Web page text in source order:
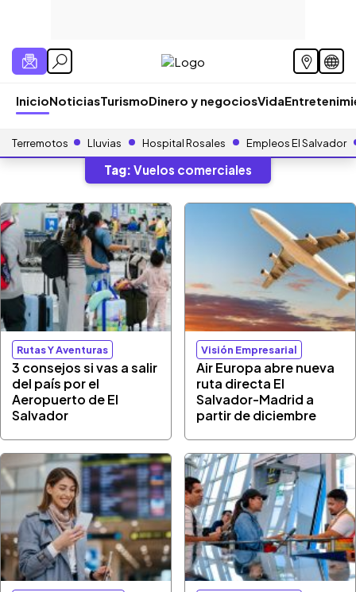
InicioNoticiasTurismoDinero y negociosVida
Terremotos Lluvias Hospital Rosales Empleos El Salvador
Tag: Vuelos comerciales
Rutas Y Aventuras
3 consejos si vas a salir
del país por el
Aeropuerto de El
Salvador
Visión Empresarial
Air Europa abre nueva
ruta directa El
Salvador-Madrid a
partir de diciembre